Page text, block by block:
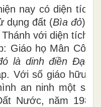
nay có diện tích:
dụng đất (Bìa đỏ)
với diện tích:
Giáo họ Mân Côi
là dinh điền Đạo
Với số giáo hữu
an ninh một số
Nước, năm